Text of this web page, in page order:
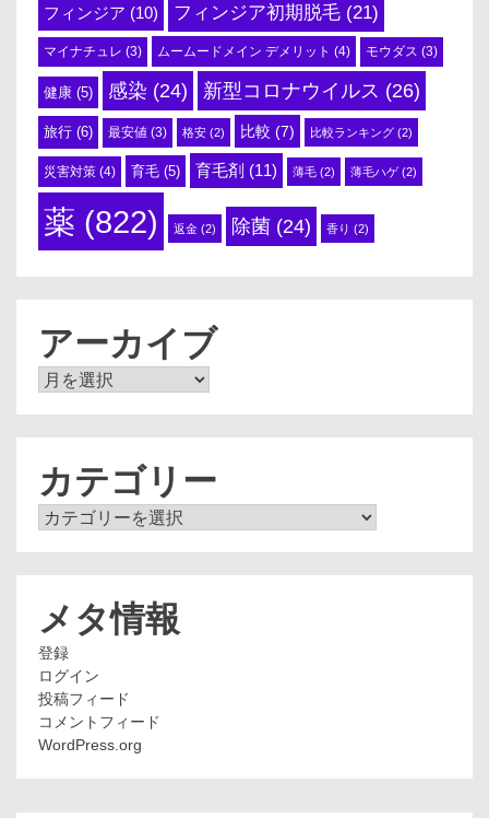
フィンジア (10) フィンジア初期脱毛 (21)
マイナチュレ (3) ムームードメイン デメリット (4) モウダス (3)
健康 (5) 感染 (24) 新型コロナウイルス (26)
旅行 (6) 最安値 (3) 格安 (2) 比較 (7) 比較ランキング (2)
災害対策 (4) 育毛 (5) 育毛剤 (11) 薄毛 (2) 薄毛ハゲ(2)
薬 (822) 返金 (2) 除菌 (24) 香り (2)
アーカイブ
ア
カテゴリー
カ
メタ情報
登録
ログイン
投稿フィード
コメントフィード
WordPress.org